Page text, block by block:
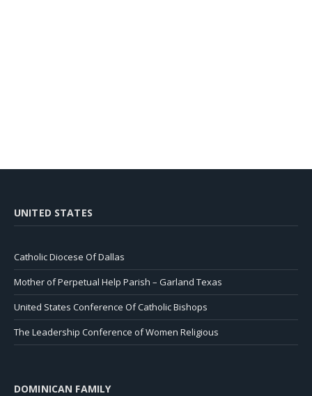
UNITED STATES
Catholic Diocese Of Dallas
Mother of Perpetual Help Parish – Garland Texas
United States Conference Of Catholic Bishops
The Leadership Conference of Women Religious
DOMINICAN FAMILY